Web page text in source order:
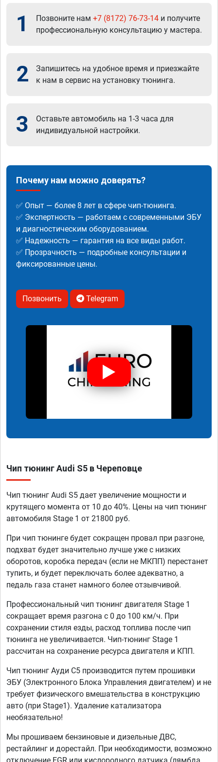
1 Позвоните нам +7 (8172) 76-73-14 и получите
профессиональную консультацию у мастера.
2
Запишитесь на удобное время и приезжайте
к нам в сервис на установку тюнинга.
3
Оставьте автомобиль на 1-3 часа для
индивидуальной настройки.
Почему нам можно доверять?
✅ Опыт — более 8 лет в сфере чип-тюнинга.
✅ Экспертность — работаем с современными ЭБУ
и диагностическим оборудованием.
✅ Надежность — гарантия на все виды работ.
✅ Прозрачность — подробные консультации и
фиксированные цены.
Позвонить Telegram
Чип тюнинг Audi S5 в Череповце
Чип тюнинг Audi S5 дает увеличение мощности и
крутящего момента от 10 до 40%. Цены на чип тюнинг
автомобиля Stage 1 от 21800 руб.
При чип тюнинге будет сокращен провал при разгоне,
подхват будет значительно лучше уже с низких
оборотов, коробка передач (если не МКПП) перестанет
тупить, и будет переключать более адекватно, а
педаль газа станет намного более отзывчивой.
Профессиональный чип тюнинг двигателя Stage 1
сокращает время разгона с 0 до 100 км/ч. При
сохранении стиля езды, расход топлива после чип
тюнинга не увеличивается. Чип-тюнинг Stage 1
рассчитан на сохранение ресурса двигателя и КПП.
Чип тюнинг Ауди C5 производится путем прошивки
ЭБУ (Электронного Блока Управления двигателем) и не
требует физического вмешательства в конструкцию
авто (при Stage1). Удаление катализатора
необязательно!
Мы прошиваем бензиновые и дизельные ДВС,
рестайлинг и дорестайл. При необходимости, возможно